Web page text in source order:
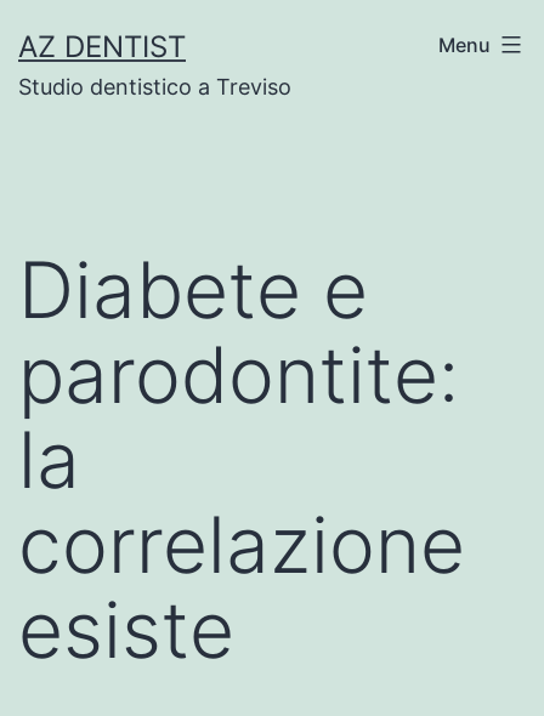
to
content
AZ DENTIST
Studio dentistico a Treviso
Menu
Diabete e
parodontite:
la
correlazione
esiste